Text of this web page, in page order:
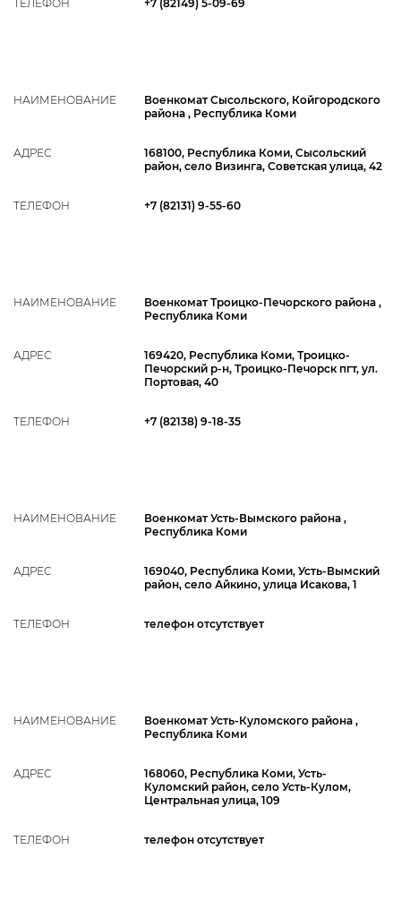
ТЕЛЕФОН +7 (82149) 5-09-69
НАИМЕНОВАНИЕ
Военкомат Сысольского, Койгородского
района , Республика Коми
АДРЕС
168100, Республика Коми, Сысольский
район, село Визинга, Советская улица, 42
ТЕЛЕФОН +7 (82131) 9-55-60
НАИМЕНОВАНИЕ
Военкомат Троицко-Печорского района ,
Республика Коми
АДРЕС
169420, Республика Коми, Троицко-
Печорский р-н, Троицко-Печорск пгт, ул.
Портовая, 40
ТЕЛЕФОН +7 (82138) 9-18-35
НАИМЕНОВАНИЕ
Военкомат Усть-Вымского района ,
Республика Коми
АДРЕС
169040, Республика Коми, Усть-Вымский
район, село Айкино, улица Исакова, 1
ТЕЛЕФОН телефон отсутствует
НАИМЕНОВАНИЕ
Военкомат Усть-Куломского района ,
Республика Коми
АДРЕС
168060, Республика Коми, Усть-
Куломский район, село Усть-Кулом,
Центральная улица, 109
ТЕЛЕФОН телефон отсутствует